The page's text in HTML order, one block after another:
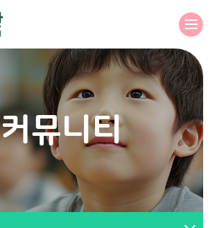
커뮤니티